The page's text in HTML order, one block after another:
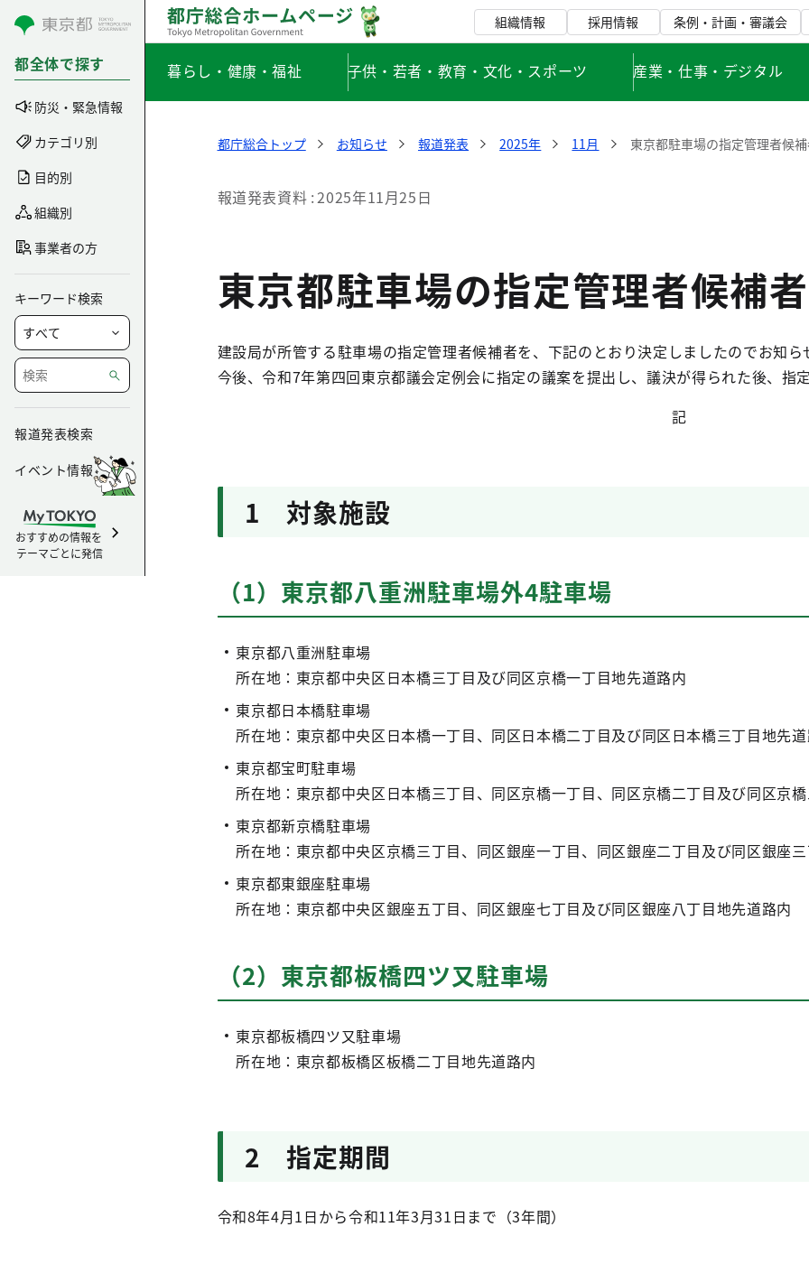
コンテンツにスキップ
都全体で探す
防災・緊急情報
カテゴリ別
目的別
組織別
事業者の方
キーワード検索
報道発表検索
イベント情報
おすすめの情報を
テーマごとに発信
組織情報 採用情報 条例・計画・審議会
暮らし・健康・福祉 子供・若者・教育・文化・スポーツ 産業・仕事・デジタル
都庁総合トップ お知らせ 報道発表 2025年 11月 東京都駐車場の指定管理者候
報道発表資料 2025年11月25日
東京都駐車場の指定管理者候補
建設局が所管する駐車場の指定管理者候補者を、下記のとおり決定しましたのでお知ら
今後、令和7年第四回東京都議会定例会に指定の議案を提出し、議決が得られた後、指
記
1 対象施設
（1）東京都八重洲駐車場外4駐車場
東京都八重洲駐車場
所在地：東京都中央区日本橋三丁目及び同区京橋一丁目地先道路内
東京都日本橋駐車場
所在地：東京都中央区日本橋一丁目、同区日本橋二丁目及び同区日本橋三丁目地先
東京都宝町駐車場
所在地：東京都中央区日本橋三丁目、同区京橋一丁目、同区京橋二丁目及び同区京
東京都新京橋駐車場
所在地：東京都中央区京橋三丁目、同区銀座一丁目、同区銀座二丁目及び同区銀座
東京都東銀座駐車場
所在地：東京都中央区銀座五丁目、同区銀座七丁目及び同区銀座八丁目地先道路内
（2）東京都板橋四ツ又駐車場
東京都板橋四ツ又駐車場
所在地：東京都板橋区板橋二丁目地先道路内
2 指定期間
令和8年4月1日から令和11年3月31日まで（3年間）